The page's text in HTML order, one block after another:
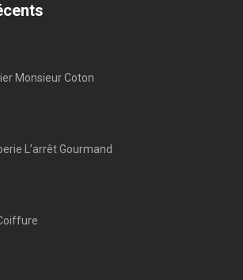
Monsieur Coton
L’arrêt Gourmand